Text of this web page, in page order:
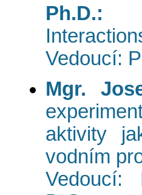
Ph.D.:
Vedoucí:
Mgr.
aktivity
vodním
Vedoucí: